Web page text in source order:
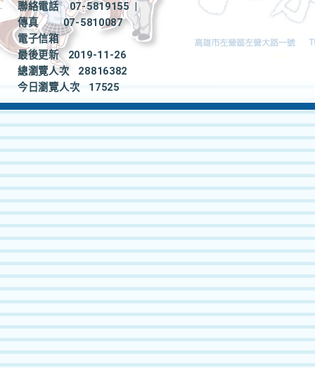
聯絡電話
07-5819155
|
傳真
07-5810087
電子信箱
最後更新
2019-11-26
總瀏覽人次
28816382
今日瀏覽人次
17525